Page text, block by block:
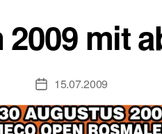
mit
Veröffentlichungsdatum
15.07.2009